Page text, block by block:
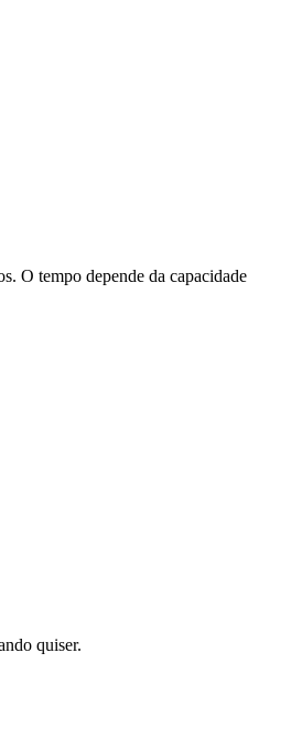
O tempo depende da capacidade
quiser.